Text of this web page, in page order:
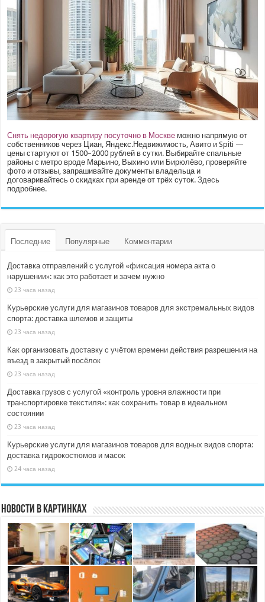
Снять недорогую квартиру посуточно в Москве можно напрямую от
собственников через Циан, Яндекс.Недвижимость, Авито и Spiti —
цены стартуют от 1500–2000 рублей в сутки. Выбирайте спальные
районы с метро вроде Марьино, Выхино или Бирюлёво, проверяйте
фото и отзывы, запрашивайте документы владельца и
договаривайтесь о скидках при аренде от трёх суток.Здесь
подробнее.
Последние Популярные Комментарии
Доставка отправлений с услугой «фиксация номера акта о
нарушении»: как это работает и зачем нужно
23 часа назад
Курьерские услуги для магазинов товаров для экстремальных видов
спорта: доставка шлемов и защиты
23 часа назад
Как организовать доставку с учётом времени действия разрешения на
въезд в закрытый посёлок
23 часа назад
Доставка грузов с услугой «контроль уровня влажности при
транспортировке текстиля»: как сохранить товар в идеальном
состоянии
23 часа назад
Курьерские услуги для магазинов товаров для водных видов спорта:
доставка гидрокостюмов и масок
24 часа назад
Новости в картинках